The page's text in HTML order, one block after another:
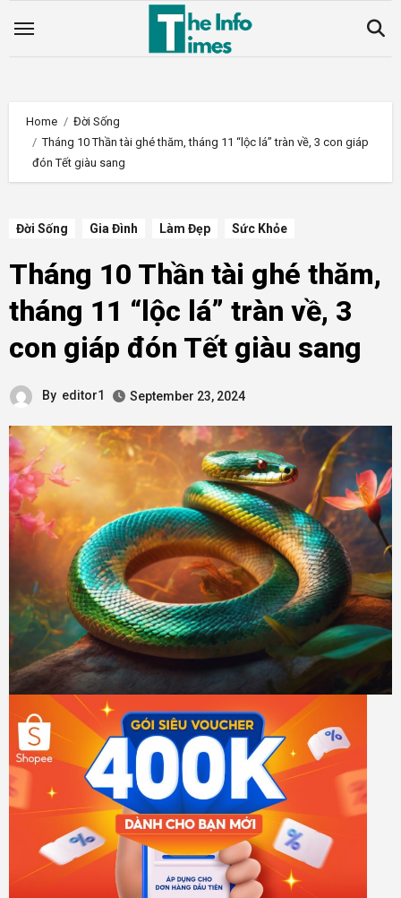
Home
Đời Sống
Tháng 10 Thần tài ghé thăm, tháng 11 “lộc lá” tràn về, 3 con giáp
đón Tết giàu sang
Đời Sống Gia Đình Làm Đẹp Sức Khỏe
Tháng 10 Thần tài ghé thăm,
tháng 11 “lộc lá” tràn về, 3
con giáp đón Tết giàu sang
By editor1 September 23, 2024